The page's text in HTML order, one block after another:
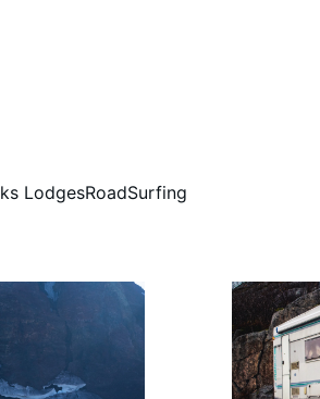
LodgesRoadSurfing